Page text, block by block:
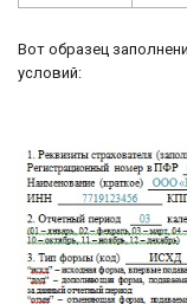
Вот образец
условий: